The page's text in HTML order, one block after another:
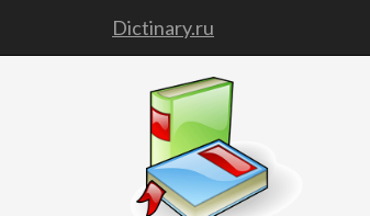
Dictinary.ru